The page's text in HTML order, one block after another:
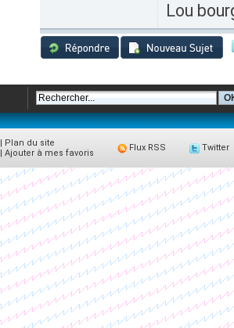
Lou
| Plan du site
| Ajouter à mes favoris
Flux RSS Twitter